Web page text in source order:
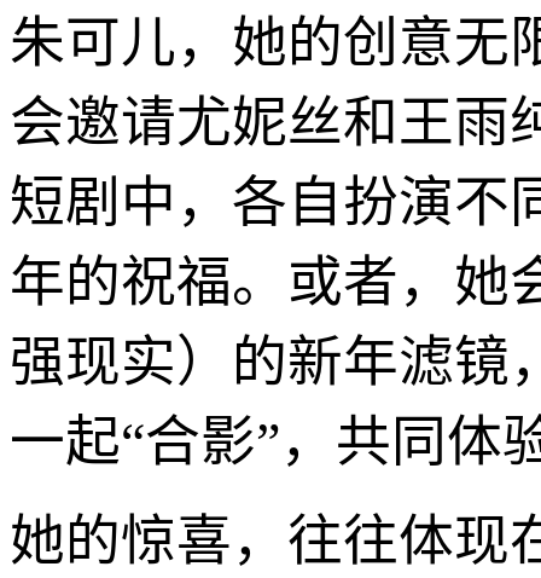
朱可儿，她的创意无
会邀请尤妮丝和王雨
短剧中，各自扮演不
年的祝福。或者，她
强现实）的新年滤镜
一起“合影”，共同体
她的惊喜，往往体现